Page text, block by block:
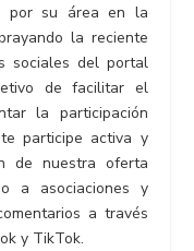
por su área en la
la reciente
sociales del portal
de facilitar el
la participación
participe activa y
de nuestra oferta
a asociaciones y
a través
y TikTok.